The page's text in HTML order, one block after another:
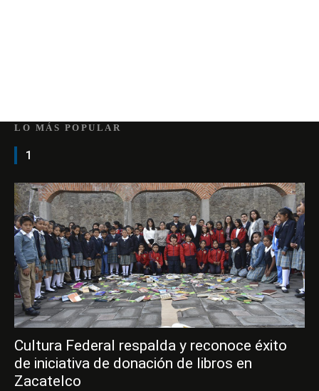
LO MÁS POPULAR
1
Cultura Federal respalda y reconoce éxito
de iniciativa de donación de libros en
Zacatelco